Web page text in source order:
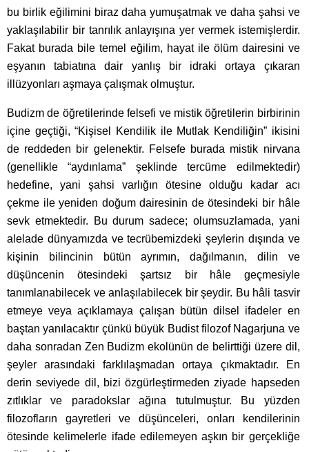
bu birlik eğilimini biraz daha yumuşatmak ve daha şahsi ve
yaklaşılabilir bir tanrılık anlayışına yer vermek istemişlerdir.
Fakat burada bile temel eğilim, hayat ile ölüm dairesini ve
eşyanın tabiatına dair yanlış bir idraki ortaya çıkaran
illüzyonları aşmaya çalışmak olmuştur.
Budizm de öğretilerinde felsefi ve mistik öğretilerin birbirinin
içine geçtiği, “Kişisel Kendilik ile Mutlak Kendiliğin” ikisini
de reddeden bir gelenektir. Felsefe burada mistik nirvana
(genellikle “aydınlama” şeklinde tercüme edilmektedir)
hedefine, yani şahsi varlığın ötesine olduğu kadar acı
çekme ile yeniden doğum dairesinin de ötesindeki bir hâle
sevk etmektedir. Bu durum sadece; olumsuzlamada, yani
alelade dünyamızda ve tecrübemizdeki şeylerin dışında ve
kişinin bilincinin bütün ayrımın, dağılmanın, dilin ve
düşüncenin ötesindeki şartsız bir hâle geçmesiyle
tanımlanabilecek ve anlaşılabilecek bir şeydir. Bu hâli tasvir
etmeye veya açıklamaya çalışan bütün dilsel ifadeler en
baştan yanılacaktır çünkü büyük Budist filozof Nagarjuna ve
daha sonradan Zen Budizm ekolünün de belirttiği üzere dil,
şeyler arasındaki farklılaşmadan ortaya çıkmaktadır. En
derin seviyede dil, bizi özgürleştirmeden ziyade hapseden
zıtlıklar ve paradokslar ağına tutulmuştur. Bu yüzden
filozofların gayretleri ve düşünceleri, onları kendilerinin
ötesinde kelimelerle ifade edilemeyen aşkın bir gerçekliğe